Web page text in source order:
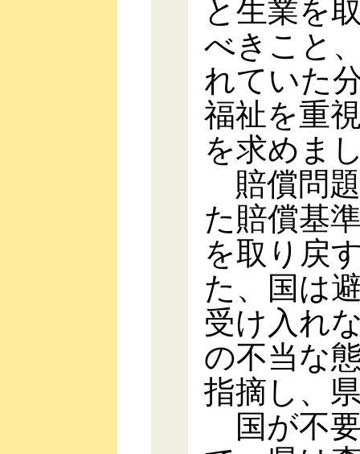
と生業を
べきこと
れていた
福祉を重
を求めま
賠償問
た賠償基
を取り戻
た、国は
受け入れ
の不当な
指摘し、
国が不